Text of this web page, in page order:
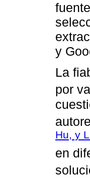
y
La
por
Hu, y
en